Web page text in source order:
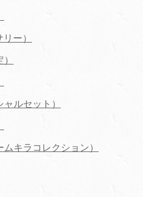
ー）
ルセット）
キラコレクション）